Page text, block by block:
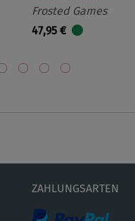
Frosted Games
47,95 €
ZAHLUNGSARTEN